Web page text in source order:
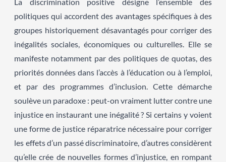
politiques qui accordent des avantages spécifiques à des
groupes historiquement désavantagés pour corriger des
inégalités sociales, économiques ou culturelles. Elle se
manifeste notamment par des politiques de quotas, des
priorités données dans l’accès à l’éducation ou à l’emploi,
et par des programmes d’inclusion. Cette démarche
soulève un paradoxe : peut-on vraiment lutter contre une
injustice en instaurant une inégalité ? Si certains y voient
une forme de justice réparatrice nécessaire pour corriger
les effets d’un passé discriminatoire, d’autres considèrent
qu’elle crée de nouvelles formes d’injustice, en rompant